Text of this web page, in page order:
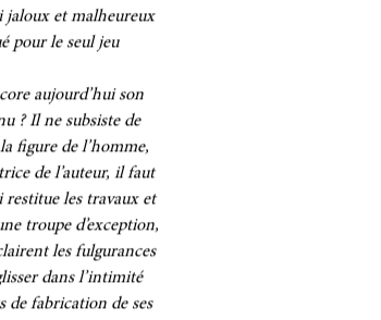
jaloux et malheureux
pour le seul jeu
aujourd’hui son
? Il ne subsiste de
figure de l’homme,
de l’auteur, il faut
restitue les travaux et
troupe d’exception,
les fulgurances
dans l’intimité
de fabrication de ses